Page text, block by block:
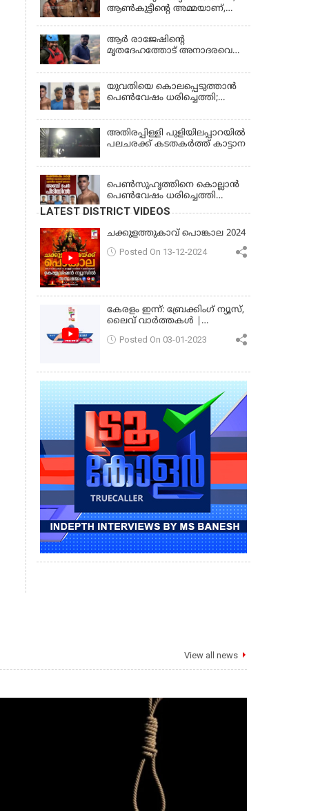
ആണ്‍കുട്ടീന്റെ അമ്മയാണ്‌,
കസ്റ്റഡിയിൽ വിട്ട് കോടതി,
ജാമ്യാപേക്ഷ തള്ളി
ആര്‍ രാജേഷിന്റെ
മൃതദേഹത്തോട് അനാദരവെന്ന്
ക്രമീകരണത്തില്‍ ഗുരുതര
വീഴ്ച; മൃതദേഹം ചാവക്കാട്
വരെ എത്തിച്ചത് ഫ്രീസര്‍
സംവിധാനം ഇല്ലാതെയെന്നും
ആരോപണം
യുവതിയെ കൊലപ്പെടുത്താൻ
പെൺവേഷം ധരിച്ചെത്തി;
അതിരപ്പിള്ളി പുളിയിലപ്പാറയിൽ
പലചരക്ക് കടതകർത്ത് കാട്ടാന
പെണ്‍സുഹൃത്തിനെ കൊല്ലാന്‍
പെണ്‍വേഷം ധരിച്ചെത്തി
യുവാവ്; അഞ്ചുപേരെ പൊക്കി
പൊലീസ്
LATEST DISTRICT VIDEOS
ചക്കുളത്തുകാവ് പൊങ്കാല 2024
Posted On 13-12-2024
കേരളം ഇന്ന്: ബ്രേക്കിംഗ് ന്യൂസ്,
ലൈവ് വാർത്തകൾ |
Posted On 03-01-2023
View all news